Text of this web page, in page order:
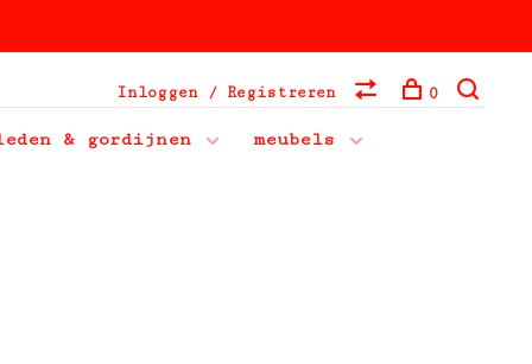
& gordijnen
meubels
Inloggen / Registreren 0